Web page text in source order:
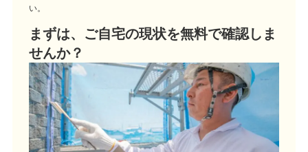
い。
まずは、ご自宅の現状を無料で確認しま
せんか？